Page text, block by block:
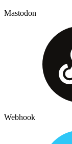
Mastodon
Webhook